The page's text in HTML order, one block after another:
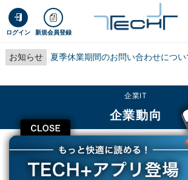
ログイン 新規会員登録
お知らせ 夏季休業期間のお問い合わせについ
CLOSE
企業IT
企業動向
TECH+ 企業IT
企業動向
三菱商事、三菱自動車および広汽三菱汽車と中国に新会